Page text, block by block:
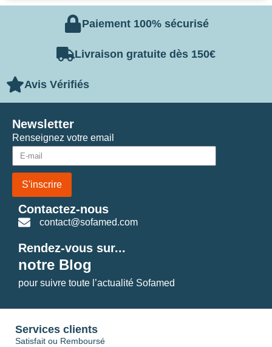
Paiement 100% sécurisé
Livraison gratuite dès 150€
Avis Vérifiés
Renseignez votre email
S'inscrire
Newsletter
Contactez-nous
contact@sofamed.com
Rendez-vous sur...
notre Blog
pour suivre toute l’actualité Sofamed
Services clients
Satisfait ou Remboursé